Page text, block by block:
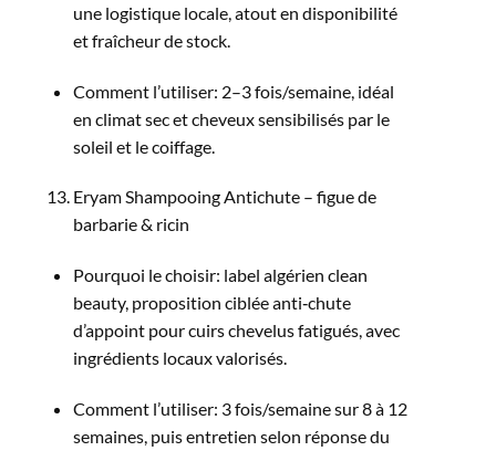
une logistique locale, atout en disponibilité
et fraîcheur de stock.​
Comment l’utiliser: 2–3 fois/semaine, idéal
en climat sec et cheveux sensibilisés par le
soleil et le coiffage.​
Eryam Shampooing Antichute – figue de
barbarie & ricin
Pourquoi le choisir: label algérien clean
beauty, proposition ciblée anti‑chute
d’appoint pour cuirs chevelus fatigués, avec
ingrédients locaux valorisés.​
Comment l’utiliser: 3 fois/semaine sur 8 à 12
semaines, puis entretien selon réponse du